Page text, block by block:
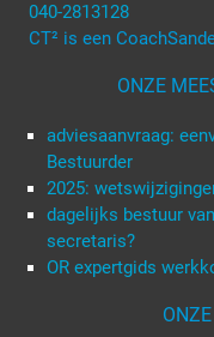
040-2813128
CT² is een
ONZE
adviesaanvraag:
Bestuurder
2025:
dagelijks bestuur
secretaris?
OR expertgids